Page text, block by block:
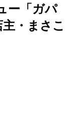
ー「ガパ
・まさこ